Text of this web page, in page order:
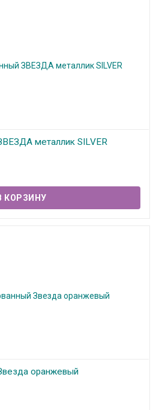
металлик SILVER
оранжевый